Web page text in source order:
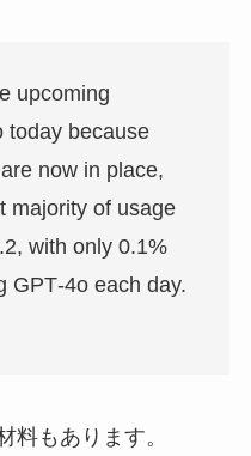
upcoming
today because
now in place,
majority of usage
with only 0.1%
GPT‑4o each day.
料もあります。